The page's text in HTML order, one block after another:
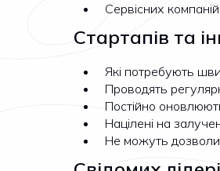
Сервісних
Стартапів та
Які потребують
Проводять
Постійно
Націлені на
Не можуть